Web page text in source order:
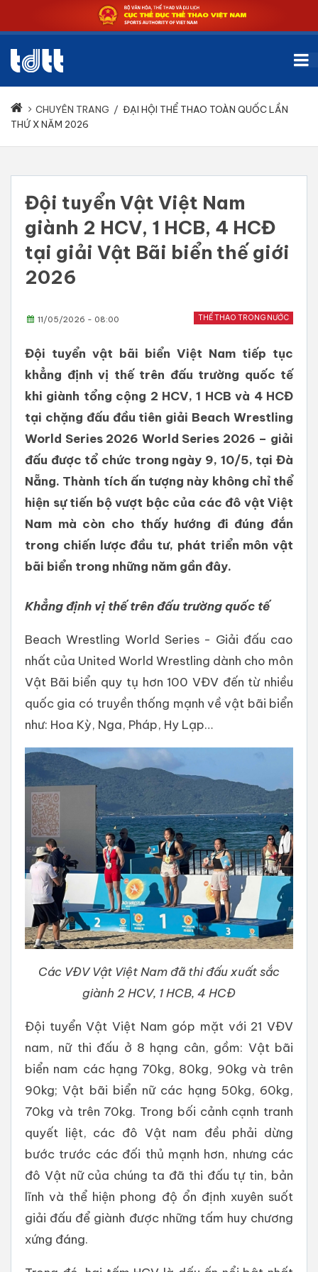
CHUYÊN TRANG / ĐẠI HỘI THỂ THAO TOÀN QUỐC LẦN
THỨ X NĂM 2026
Đội tuyển Vật Việt Nam
giành 2 HCV, 1 HCB, 4 HCĐ
tại giải Vật Bãi biển thế giới
2026
THỂ THAO TRONG NƯỚC
11/05/2026 - 08:00
Đội tuyển vật bãi biển Việt Nam tiếp tục
khẳng định vị thế trên đấu trường quốc tế
khi giành tổng cộng 2 HCV, 1 HCB và 4 HCĐ
tại chặng đấu đầu tiên giải Beach Wrestling
World Series 2026 World Series 2026 – giải
đấu được tổ chức trong ngày 9, 10/5, tại Đà
Nẵng. Thành tích ấn tượng này không chỉ thể
hiện sự tiến bộ vượt bậc của các đô vật Việt
Nam mà còn cho thấy hướng đi đúng đắn
trong chiến lược đầu tư, phát triển môn vật
bãi biển trong những năm gần đây.
Khẳng định vị thế trên đấu trường quốc tế
Beach Wrestling World Series - Giải đấu cao
nhất của United World Wrestling dành cho môn
Vật Bãi biển quy tụ hơn 100 VĐV đến từ nhiều
quốc gia có truyền thống mạnh về vật bãi biển
như: Hoa Kỳ, Nga, Pháp, Hy Lạp…
Các VĐV Vật Việt Nam đã thi đấu xuất sắc
giành 2 HCV, 1 HCB, 4 HCĐ
Đội tuyển Vật Việt Nam góp mặt với 21 VĐV
nam, nữ thi đấu ở 8 hạng cân, gồm: Vật bãi
biển nam các hạng 70kg, 80kg, 90kg và trên
90kg; Vật bãi biển nữ các hạng 50kg, 60kg,
70kg và trên 70kg. Trong bối cảnh cạnh tranh
quyết liệt, các đô Vật nam đều phải dừng
bước trước các đối thủ mạnh hơn, nhưng các
đô Vật nữ của chúng ta đã thi đấu tự tin, bản
lĩnh và thể hiện phong độ ổn định xuyên suốt
giải đấu để giành được những tấm huy chương
xứng đáng.